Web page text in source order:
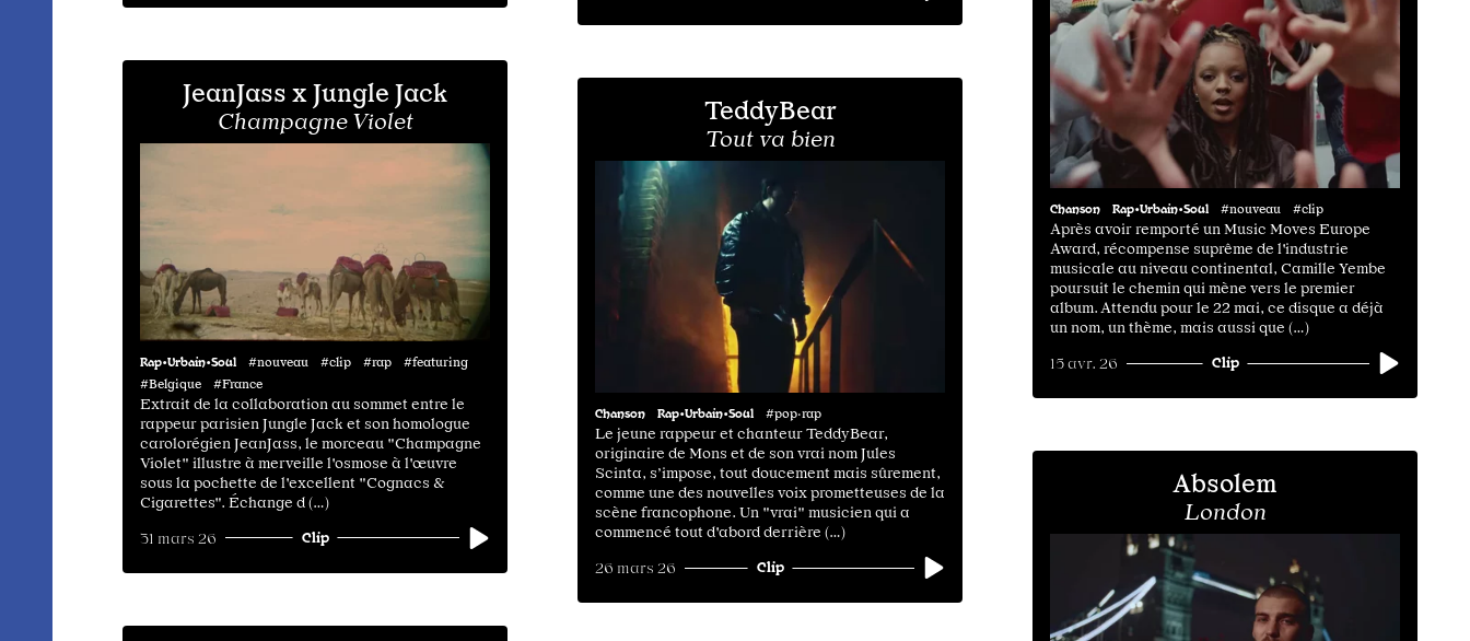
Chanson Rap•Urbain•Soul #nouveau #clip
Après avoir remporté un Music Moves Europe
Award, récompense suprême de l'industrie
musicale au niveau continental, Camille Yembe
poursuit le chemin qui mène vers le premier
album. Attendu pour le 22 mai, ce disque a déjà
un nom, un thème, mais aussi que (…)
15 avr. 26 Clip
JeanJass x Jungle Jack
Champagne Violet
Rap•Urbain•Soul
#nouveau #clip #rap #featuring
#Belgique #France
Extrait de la collaboration au sommet entre le
rappeur parisien Jungle Jack et son homologue
carolorégien JeanJass, le morceau "Champagne
Violet" illustre à merveille l'osmose à l'œuvre
sous la pochette de l'excellent "Cognacs &
Cigarettes". Échange d (…)
31 mars 26 Clip
TeddyBear
Tout va bien
Chanson Rap•Urbain•Soul #pop·rap
Le jeune rappeur et chanteur TeddyBear,
originaire de Mons et de son vrai nom Jules
Scinta, s’impose, tout doucement mais sûrement,
comme une des nouvelles voix prometteuses de la
scène francophone. Un "vrai" musicien qui a
commencé tout d'abord derrière (…)
26 mars 26 Clip
Absolem
London